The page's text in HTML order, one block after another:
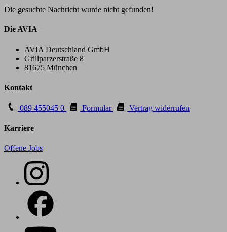
Die gesuchte Nachricht wurde nicht gefunden!
Die AVIA
AVIA Deutschland GmbH
Grillparzerstraße 8
81675 München
Kontakt
089 455045 0 Formular Vertrag widerrufen
Karriere
Offene Jobs